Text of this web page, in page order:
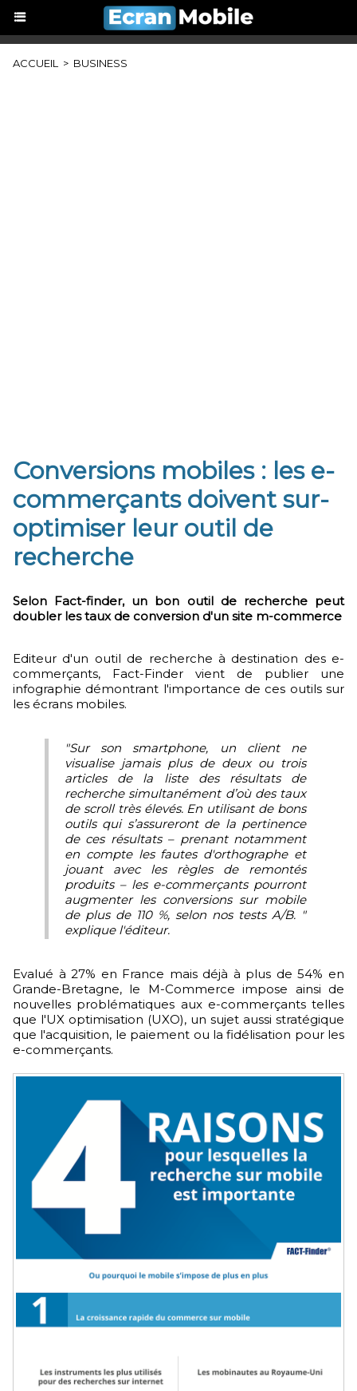
ACCUEIL > BUSINESS
Conversions mobiles : les e-
commerçants doivent sur-
optimiser leur outil de
recherche
Selon Fact-finder, un bon outil de recherche peut
doubler les taux de conversion d'un site m-commerce
Editeur d'un outil de recherche à destination des e-
commerçants, Fact-Finder vient de publier une
infographie démontrant l'importance de ces outils sur
les écrans mobiles.
"Sur son smartphone, un client ne
visualise jamais plus de deux ou trois
articles de la liste des résultats de
recherche simultanément d’où des taux
de scroll très élevés. En utilisant de bons
outils qui s’assureront de la pertinence
de ces résultats – prenant notamment
en compte les fautes d'orthographe et
jouant avec les règles de remontés
produits – les e-commerçants pourront
augmenter les conversions sur mobile
de plus de 110 %, selon nos tests A/B. "
explique l'éditeur.
Evalué à 27% en France mais déjà à plus de 54% en
Grande-Bretagne, le M-Commerce impose ainsi de
nouvelles problématiques aux e-commerçants telles
que l'UX optimisation (UXO), un sujet aussi stratégique
que l'acquisition, le paiement ou la fidélisation pour les
e-commerçants.